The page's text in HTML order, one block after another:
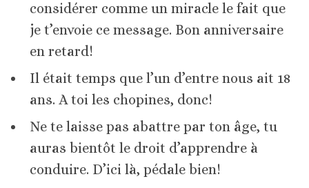
considérer comme un miracle le fait que
je t’envoie ce message. Bon anniversaire
en retard!
Il était temps que l’un d’entre nous ait 18
ans. A toi les chopines, donc!
Ne te laisse pas abattre par ton âge, tu
auras bientôt le droit d’apprendre à
conduire. D’ici là, pédale bien!